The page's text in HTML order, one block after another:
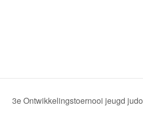
3e Ontwikkelingstoernooi jeugd judo